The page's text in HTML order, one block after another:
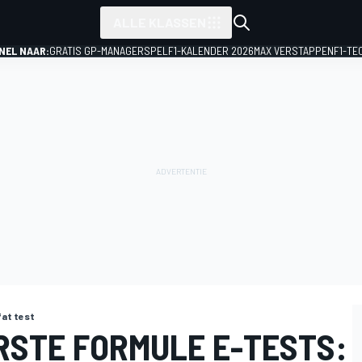
NAAR:GRATIS GP-MANAGERSPEL F1-KALENDER 2026MAX VERSTAPPENF1-
test
FORMULE E-TESTS: